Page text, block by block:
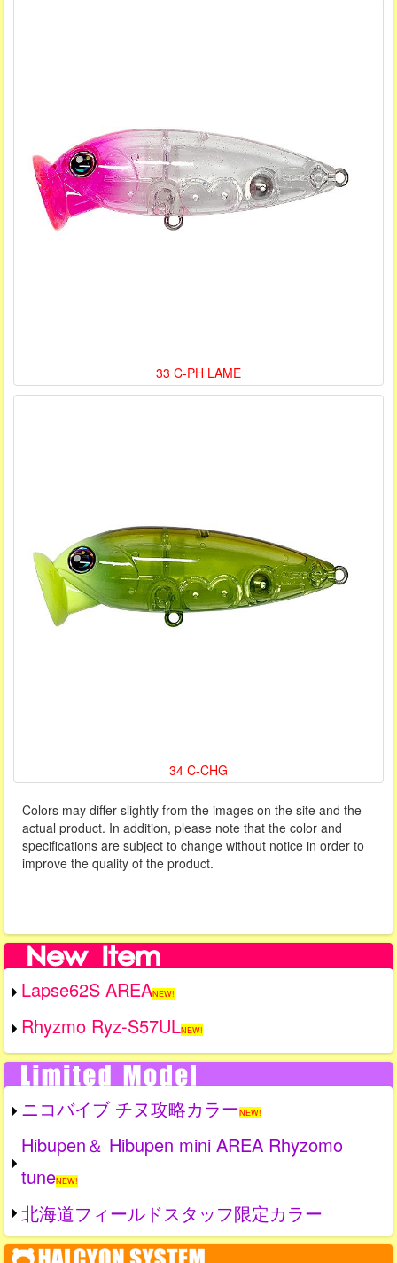
33 C-PH LAME
34 C-CHG
Colors may differ slightly from the images on the site and the
actual product. In addition, please note that the color and
specifications are subject to change without notice in order to
improve the quality of the product.
Lapse62S AREANEW!
Rhyzmo Ryz-S57ULNEW!
ニコバイブ チヌ攻略カラーNEW!
Hibupen＆ Hibupen mini AREA Rhyzomo
tuneNEW!
北海道フィールドスタッフ限定カラー